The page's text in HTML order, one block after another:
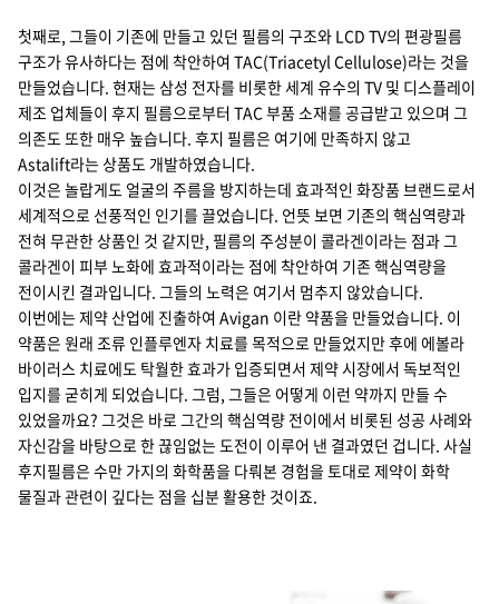
첫째로, 그들이 기존에 만들고 있던 필름의 구조와 LCD TV의 편광필름
구조가 유사하다는 점에 착안하여 TAC(Triacetyl Cellulose)라는 것을
만들었습니다. 현재는 삼성 전자를 비롯한 세계 유수의 TV 및 디스플레이
제조 업체들이 후지 필름으로부터 TAC 부품 소재를 공급받고 있으며 그
의존도 또한 매우 높습니다. 후지 필름은 여기에 만족하지 않고
Astalift라는 상품도 개발하였습니다.
이것은 놀랍게도 얼굴의 주름을 방지하는데 효과적인 화장품 브랜드로서
세계적으로 선풍적인 인기를 끌었습니다. 언뜻 보면 기존의 핵심역량과
전혀 무관한 상품인 것 같지만, 필름의 주성분이 콜라겐이라는 점과 그
콜라겐이 피부 노화에 효과적이라는 점에 착안하여 기존 핵심역량을
전이시킨 결과입니다. 그들의 노력은 여기서 멈추지 않았습니다.
이번에는 제약 산업에 진출하여 Avigan 이란 약품을 만들었습니다. 이
약품은 원래 조류 인플루엔자 치료를 목적으로 만들었지만 후에 에볼라
바이러스 치료에도 탁월한 효과가 입증되면서 제약 시장에서 독보적인
입지를 굳히게 되었습니다. 그럼, 그들은 어떻게 이런 약까지 만들 수
있었을까요? 그것은 바로 그간의 핵심역량 전이에서 비롯된 성공 사례와
자신감을 바탕으로 한 끊임없는 도전이 이루어 낸 결과였던 겁니다. 사실
후지필름은 수만 가지의 화학품을 다뤄본 경험을 토대로 제약이 화학
물질과 관련이 깊다는 점을 십분 활용한 것이죠.